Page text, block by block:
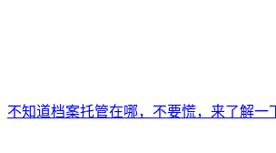
不知道档案托管在哪，不要慌，来了解一